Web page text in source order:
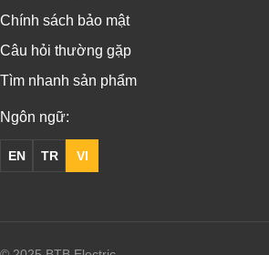
Chính sách bảo mật
Câu hỏi thường gặp
Tìm nhanh sản phẩm
Ngôn ngữ:
VI
EN TR